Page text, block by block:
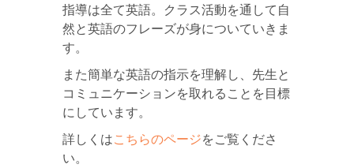
指導は全て英語。クラス活動を通して自
然と英語のフレーズが身についていきま
す。
また簡単な英語の指示を理解し、先生と
コミュニケーションを取れることを目標
にしています。
詳しくはこちらのページをご覧くださ
い。